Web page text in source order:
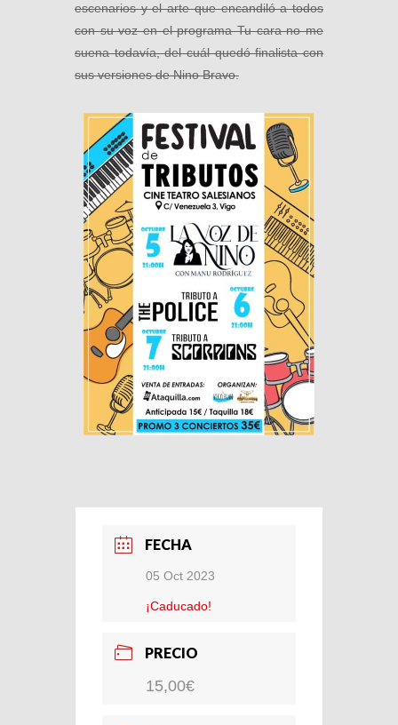
escenarios y el arte que encandiló a todos
con su voz en el programa Tu cara no me
suena todavía, del cuál quedó finalista con
sus versiones de Nino Bravo.
FECHA
05 Oct 2023
¡Caducado!
PRECIO
15,00€